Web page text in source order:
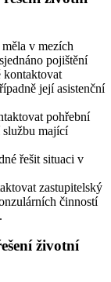
v mezích
pojištění
kontaktovat
její asistenční
pohřební
službu mající
řešit situaci v
zastupitelský
činností
životní